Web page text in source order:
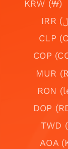
KRW (₩)
CLP
COP
MUR
RON
DOP
TWD
AOA